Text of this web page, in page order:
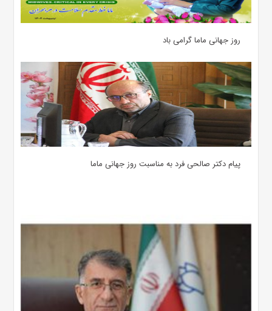
روز جهانی ماما گرامی باد
پیام دکتر صالحی فرد به مناسبت روز جهانی ماما